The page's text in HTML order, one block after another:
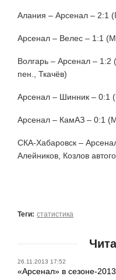
Алания – Арсенал – 2:1
Арсенал – Велес – 1:1
Волгарь – Арсенал – 1:2
пен., Ткачёв)
Арсенал – Шинник – 0:1
Арсенал – КамАЗ – 0:1
СКА-Хабаровск –
Алейников, Козлов
Теги: статистика
26.11.2013 17:52
«Арсенал» в сезоне-